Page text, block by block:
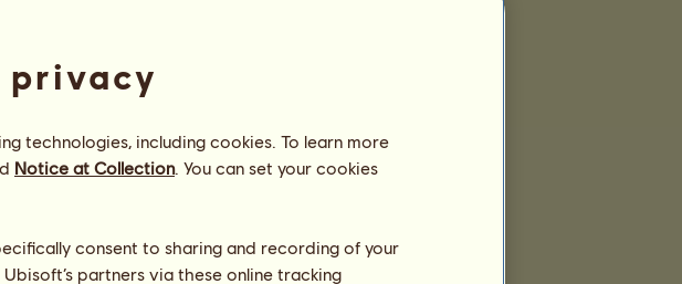
privacy
technologies, including cookies. To learn more
Notice at Collection. You can set your cookies
consent to sharing and recording of your
partners via these online tracking